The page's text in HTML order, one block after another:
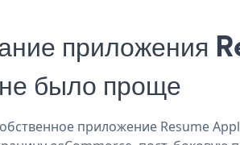
было проще
приложение Resume